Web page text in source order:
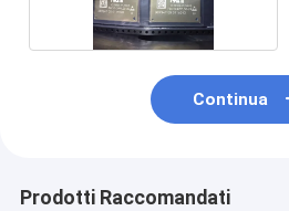
Continua
Prodotti Raccomandati